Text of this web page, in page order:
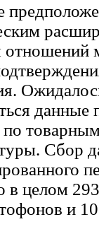
по
Сбор
в целом
и